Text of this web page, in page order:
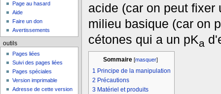
acide (car on peut fixer
milieu basique (car on
cétones qui a un pKa
Sommaire [masquer]
1 Principe de la manipulation
2 Précautions
3 Matériel et produits
Page au hasard
Aide
Faire un don
Avertissements
outils
Pages liées
Suivi des pages liées
Pages spéciales
Version imprimable
Adresse de cette version